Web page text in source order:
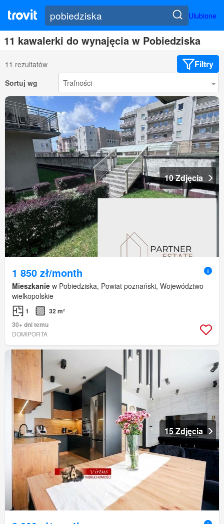
Ulubione
11 kawalerki do wynajęcia w Pobiedziska
11 rezultatów Filtry
Sortuj wg
10 Zdjęcia
1 850 zł/month
Mieszkanie w Pobiedziska, Powiat poznański, Województwo
wielkopolskie
1
32 m²
30+ dni temu
DOMIPORTA
15 Zdjęcia